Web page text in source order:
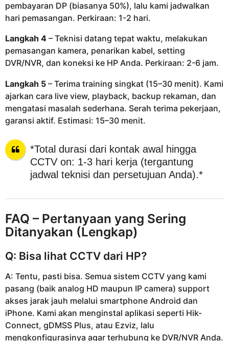
pembayaran DP (biasanya 50%), lalu kami jadwalkan
hari pemasangan. Perkiraan: 1-2 hari.
Langkah 4 – Teknisi datang tepat waktu, melakukan
pemasangan kamera, penarikan kabel, setting
DVR/NVR, dan koneksi ke HP Anda. Perkiraan: 2-6 jam.
Langkah 5 – Terima training singkat (15–30 menit). Kami
ajarkan cara live view, playback, backup rekaman, dan
mengatasi masalah sederhana. Serah terima pekerjaan,
garansi aktif. Estimasi: 15–30 menit.
*Total durasi dari kontak awal hingga
CCTV on: 1-3 hari kerja (tergantung
jadwal teknisi dan persetujuan Anda).*
FAQ – Pertanyaan yang Sering
Ditanyakan (Lengkap)
Q: Bisa lihat CCTV dari HP?
A: Tentu, pasti bisa. Semua sistem CCTV yang kami
pasang (baik analog HD maupun IP camera) support
akses jarak jauh melalui smartphone Android dan
iPhone. Kami akan menginstal aplikasi seperti Hik-
Connect, gDMSS Plus, atau Ezviz, lalu
mengkonfigurasinya agar terhubung ke DVR/NVR Anda.